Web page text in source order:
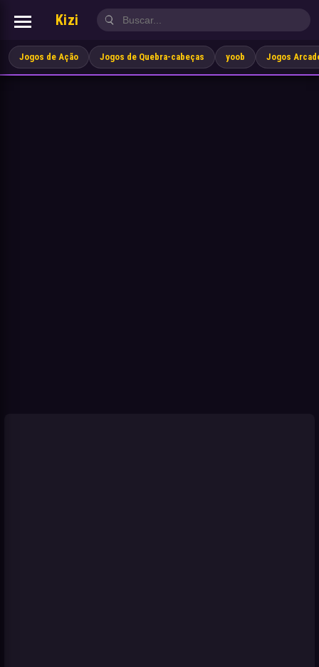
Kizi
Jogos de Ação Jogos de Quebra-cabeças yoob Jogos